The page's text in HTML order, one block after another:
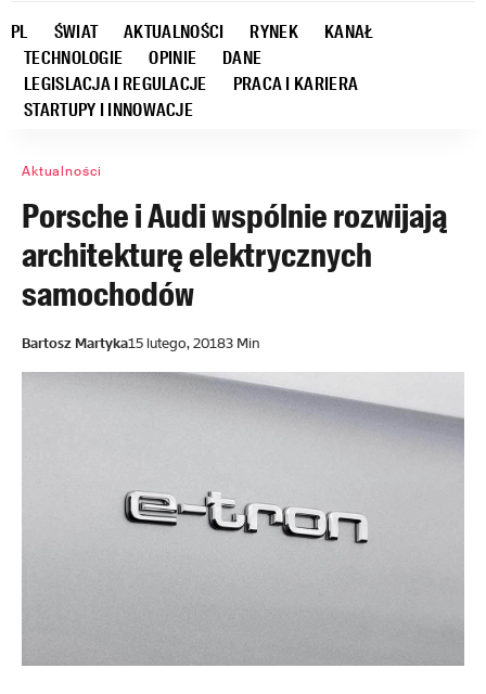
PL ŚWIAT AKTUALNOŚCI RYNEK
KANAŁ
TECHNOLOGIE
OPINIE
DANE
LEGISLACJA I REGULACJE
PRACA I KARIERA
STARTUPY I INNOWACJE
Aktualności
Porsche i Audi wspólnie rozwijają
architekturę elektrycznych
samochodów
Bartosz Martyka15 lutego, 20183 Min